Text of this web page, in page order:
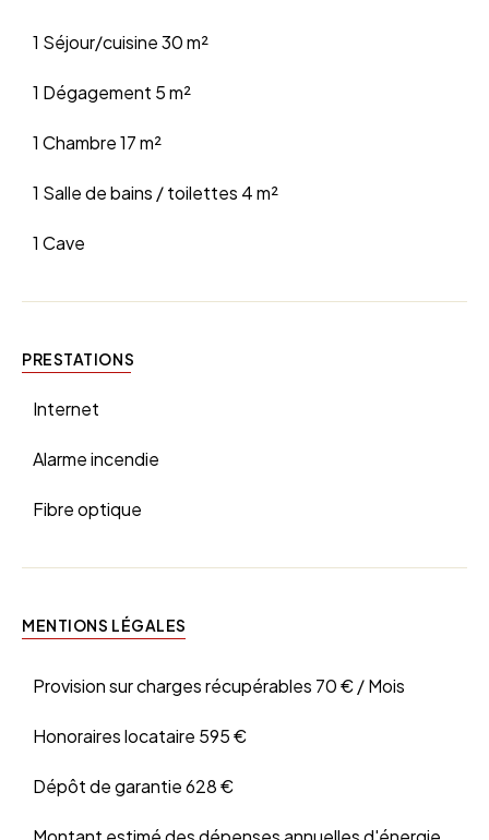
1 Séjour/cuisine30 m²
1 Dégagement 5 m²
1 Chambre17 m²
1 Salle de bains / toilettes 4 m²
1 Cave
PRESTATIONS
Internet
Alarme incendie
Fibre optique
MENTIONS LÉGALES
Provision sur charges récupérables 70 € / Mois
Honoraires locataire 595 €
Dépôt de garantie628 €